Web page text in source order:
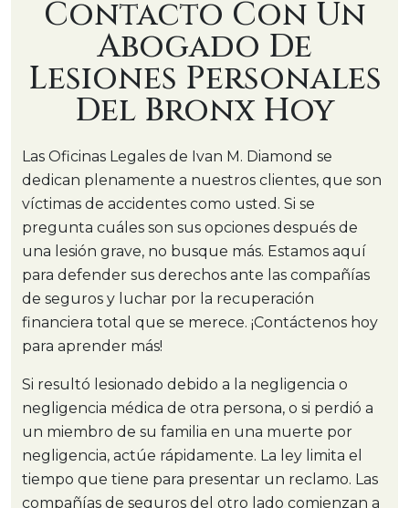
Contacto Con Un
Abogado De
Lesiones Personales
Del Bronx Hoy
Las Oficinas Legales de Ivan M. Diamond se
dedican plenamente a nuestros clientes, que son
víctimas de accidentes como usted. Si se
pregunta cuáles son sus opciones después de
una lesión grave, no busque más. Estamos aquí
para defender sus derechos ante las compañías
de seguros y luchar por la recuperación
financiera total que se merece. ¡Contáctenos hoy
para aprender más!
Si resultó lesionado debido a la negligencia o
negligencia médica de otra persona, o si perdió a
un miembro de su familia en una muerte por
negligencia, actúe rápidamente. La ley limita el
tiempo que tiene para presentar un reclamo. Las
compañías de seguros del otro lado comienzan a